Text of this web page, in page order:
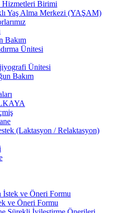
Hizmetleri Birimi
Yaş Alma Merkezi (YAŞAM)
Bakım
Ünitesi
Ünitesi
Bakım
(Laktasyon / Relaktasyon)
İstek ve Öneri Formu
ve Öneri Formu